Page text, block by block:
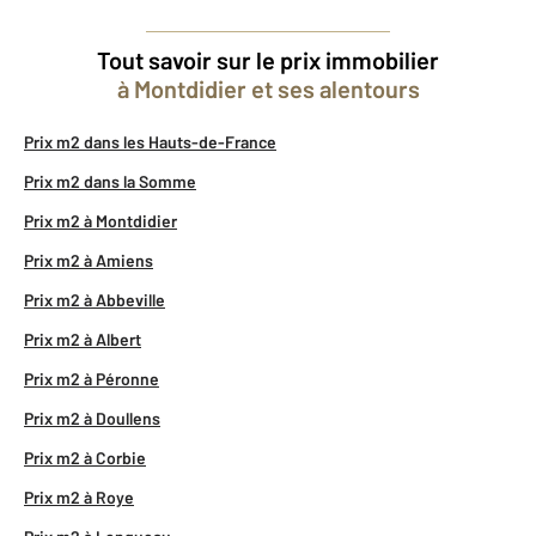
Tout savoir sur le prix immobilier
à Montdidier et ses alentours
Prix m2 dans les Hauts-de-France
Prix m2 dans la Somme
Prix m2 à Montdidier
Prix m2 à Amiens
Prix m2 à Abbeville
Prix m2 à Albert
Prix m2 à Péronne
Prix m2 à Doullens
Prix m2 à Corbie
Prix m2 à Roye